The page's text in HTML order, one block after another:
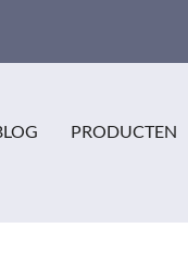
PRODUCTEN